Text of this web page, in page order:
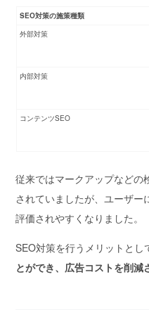
SEO対策の施策種類
外部対策
内部対策
コンテンツSEO
従来ではマークアップなどの
されていましたが、ユーザ
評価されやすくなりました。
SEO対策を行うメリットとし
とができ、広告コストを削減